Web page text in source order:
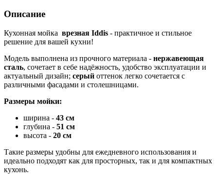
Описание
Кухонная мойка врезная Iddis - практичное и стильное
решение для вашей кухни!
Модель выполнена из прочного материала - нержавеющая
сталь, сочетает в себе надёжность, удобство эксплуатации и
актуальный дизайн; серый оттенок легко сочетается с
различными фасадами и столешницами.
Размеры мойки:
ширина - 43 см
глубина - 51 см
высота - 20 см
Такие размеры удобны для ежедневного использования и
идеально подходят как для просторных, так и для компактных
кухонь.